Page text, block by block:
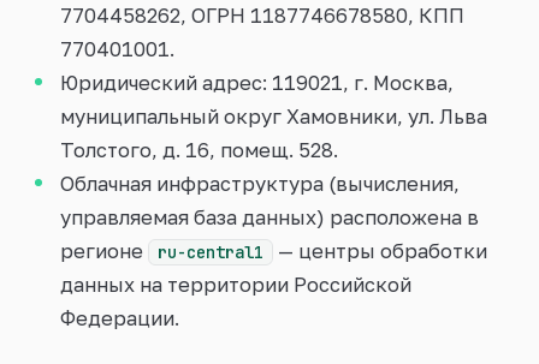
7704458262, ОГРН 1187746678580, КПП
770401001.
Юридический адрес: 119021, г. Москва,
муниципальный округ Хамовники, ул. Льва
Толстого, д. 16, помещ. 528.
Облачная инфраструктура (вычисления,
управляемая база данных) расположена в
регионе
ru-central1
— центры обработки
данных на территории Российской
Федерации.